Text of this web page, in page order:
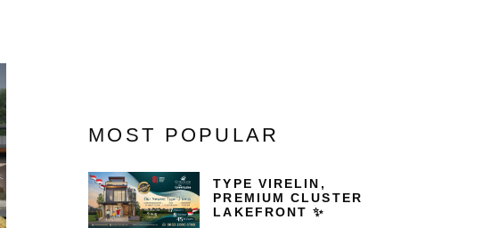
MOST POPULAR
TYPE VIRELIN,
PREMIUM CLUSTER
LAKEFRONT ✨